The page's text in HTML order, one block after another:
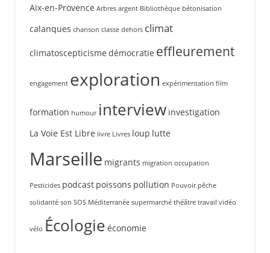
Aix-en-Provence Arbres argent Bibliothèque bétonisation
calanques chanson classe dehors climat
climatoscepticisme démocratie effleurement
engagement exploration expérimentation film
formation humour interview investigation
La Voie Est Libre livre Livres loup lutte
Marseille migrants migration occupation
Pesticides podcast poissons pollution Pouvoir pêche
solidarité son SOS Méditerranée supermarché théâtre travail vidéo
vélo Écologie économie